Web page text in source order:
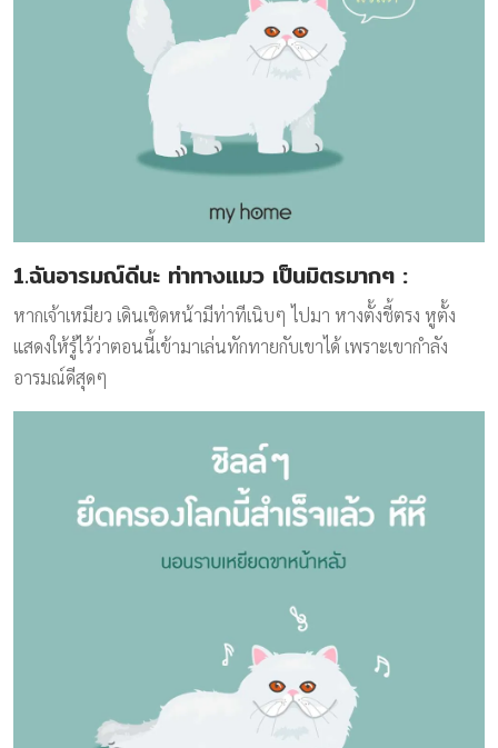
1.ฉันอารมณ์ดีนะ ท่าทางแมว เป็นมิตรมากๆ :
หากเจ้าเหมียว เดินเชิดหน้ามีท่าทีเนิบๆ ไปมา หางตั้งชี้ตรง หูตั้ง
แสดงให้รู้ไว้ว่าตอนนี้เข้ามาเล่นทักทายกับเขาได้ เพราะเขากำลัง
อารมณ์ดีสุดๆ